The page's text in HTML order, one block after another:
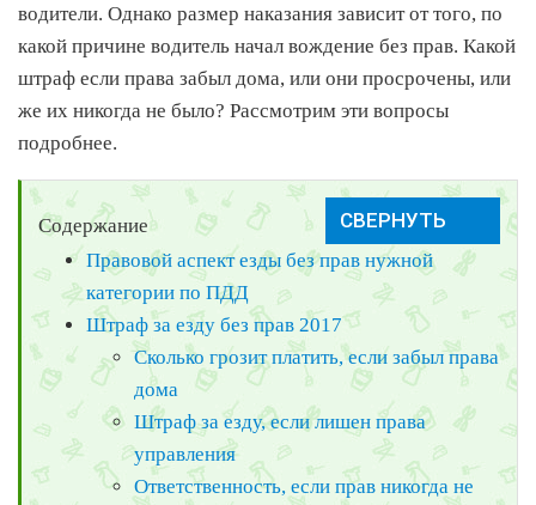
водители. Однако размер наказания зависит от того, по
какой причине водитель начал вождение без прав. Какой
штраф если права забыл дома, или они просрочены, или
же их никогда не было? Рассмотрим эти вопросы
подробнее.
Содержание
Правовой аспект езды без прав нужной
категории по ПДД
Штраф за езду без прав 2017
Сколько грозит платить, если забыл права
дома
Штраф за езду, если лишен права
управления
Ответственность, если прав никогда не